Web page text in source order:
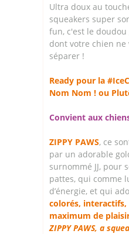
Ultra doux au
squeakers super
fun, c'est le
dont votre chien ne
séparer !
Ready pour la
Nom Nom ! ou
Convient aux
ZIPPY PAWS, ce
par un adorable
surnommé JJ, pour
pattes, qui comme
d’énergie, et qui
colorés,
maximum de
ZIPPY PAWS, a